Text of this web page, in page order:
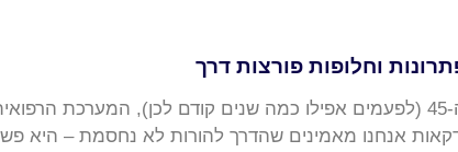
וחלופות פורצות דרך
כאשר אישה חוצה את רף ה-45 (לפעמים אפילו כמה שנים קודם